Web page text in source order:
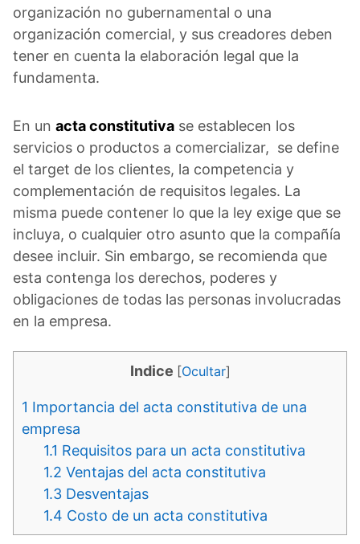
organización no gubernamental o una
organización comercial, y sus creadores deben
tener en cuenta la elaboración legal que la
fundamenta.
En un acta constitutiva se establecen los
servicios o productos a comercializar, se define
el target de los clientes, la competencia y
complementación de requisitos legales. La
misma puede contener lo que la ley exige que se
incluya, o cualquier otro asunto que la compañía
desee incluir. Sin embargo, se recomienda que
esta contenga los derechos, poderes y
obligaciones de todas las personas involucradas
en la empresa.
Indice [Ocultar]
1 Importancia del acta constitutiva de una
empresa
1.1 Requisitos para un acta constitutiva
1.2 Ventajas del acta constitutiva
1.3 Desventajas
1.4 Costo de un acta constitutiva